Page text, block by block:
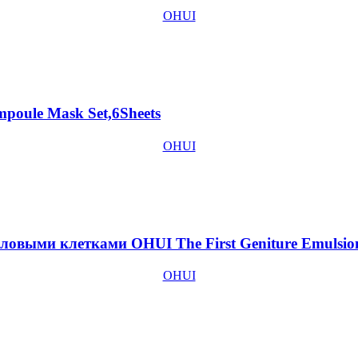
OHUI
Mask Set,6Sheets
OHUI
клетками OHUI The First Geniture
OHUI